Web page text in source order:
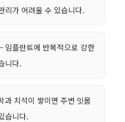
리가 어려울 수 있습니다.
임플란트에 반복적으로 강한
니다.
과 치석이 쌓이면 주변 잇몸
습니다.